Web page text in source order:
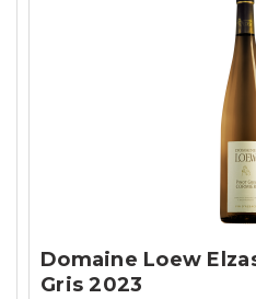
Domaine Loew
Gris 2023